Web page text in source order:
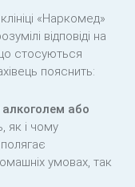
«Наркомед»
відповіді на
стосуються
пояснить:
алкоголем або
як і чому
умовах, так